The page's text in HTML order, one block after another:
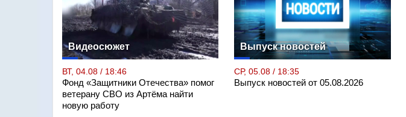
Видеосюжет
ВТ, 04.08 / 18:46
Фонд «Защитники Отечества» помог
ветерану СВО из Артёма найти
новую работу
Выпуск новостей
СР, 05.08 / 18:35
Выпуск новостей от 05.08.2026